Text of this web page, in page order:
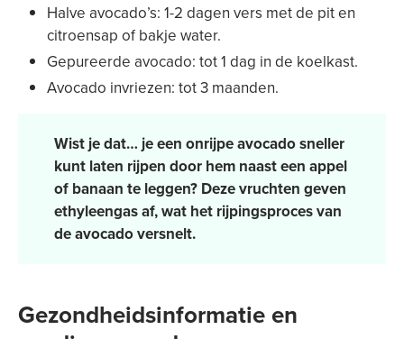
Halve avocado’s: 1-2 dagen vers met de pit en
citroensap of bakje water.
Gepureerde avocado: tot 1 dag in de koelkast.
Avocado invriezen: tot 3 maanden.
Wist je dat… je een onrijpe avocado sneller
kunt laten rijpen door hem naast een appel
of banaan te leggen? Deze vruchten geven
ethyleengas af, wat het rijpingsproces van
de avocado versnelt.
Gezondheidsinformatie en